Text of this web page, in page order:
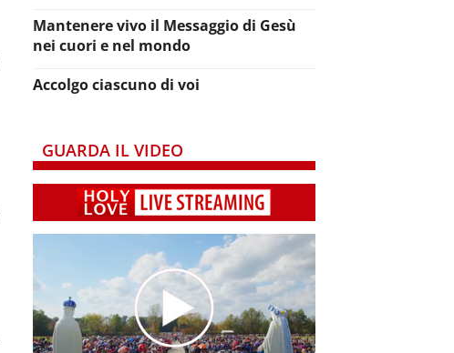
Mantenere vivo il Messaggio di Gesù
nei cuori e nel mondo
Accolgo ciascuno di voi
GUARDA IL VIDEO